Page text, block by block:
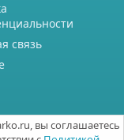
связь
вы соглашаетесь